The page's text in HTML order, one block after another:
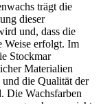
trägt die
dieser
und, dass die
Weise erfolgt. Im
Stockmar
Materialien
die Qualität der
Die Wachsfarben